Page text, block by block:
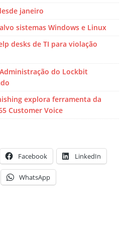
janeiro
sistemas Windows e Linux
desks de TI para violação
do Lockbit
explora ferramenta da
Customer Voice
Facebook LinkedIn
WhatsApp